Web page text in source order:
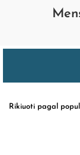
Rikiuoti pagal